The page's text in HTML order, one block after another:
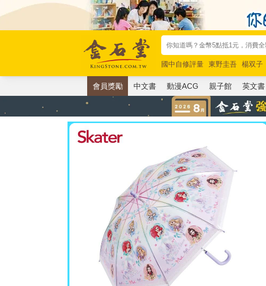
國中自修評量 東野圭吾 楊双子
唯紅花綻放
奧德賽 路邊攤新作
會員獎勵 中文書 動漫ACG 親子館 英文書